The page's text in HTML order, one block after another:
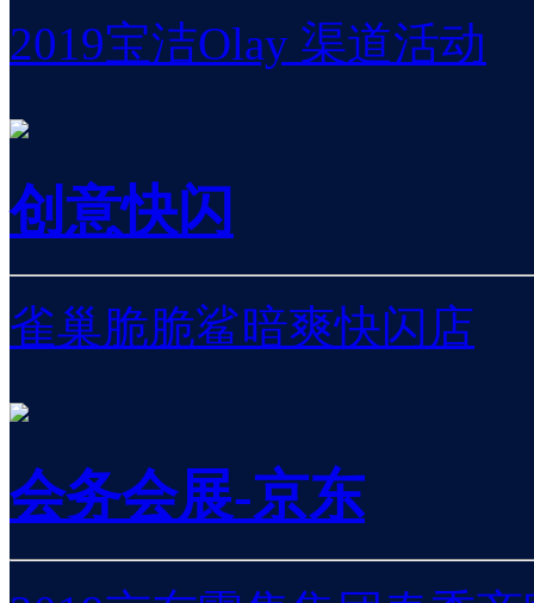
2019宝洁Olay 渠道活动
创意快闪
雀巢脆脆鲨暗爽快闪店
会务会展-京东